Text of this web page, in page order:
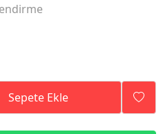
Sepete Ekle